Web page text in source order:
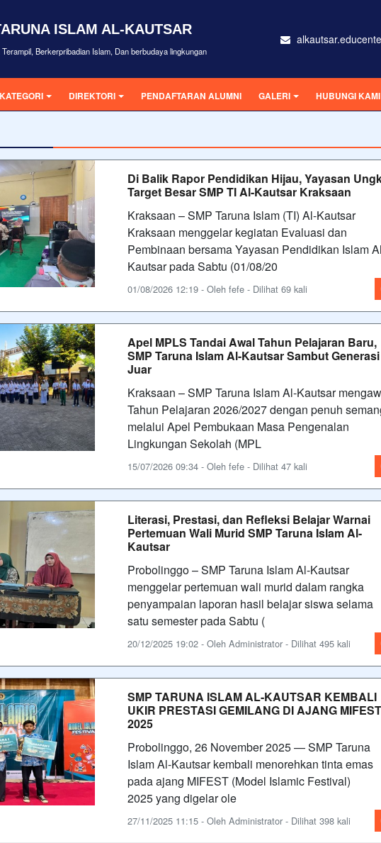
ISLAM AL-KAUTSAR
Berkerpribadian Islam, Dan berbudaya lingkungan
KATEGORI DIREKTORI PENDAFTARAN ALUMNI GALERI HUBUNGI KAMI
Di Balik Rapor Pendidikan Hijau, Yayasan
Target Besar SMP TI Al-Kautsar Kraksaan
Kraksaan – SMP Taruna Islam (TI) Al-Kautsar
Kraksaan menggelar kegiatan Evaluasi dan
Pembinaan bersama Yayasan Pendidikan Islam
Kautsar pada Sabtu (01/08/20
01/08/2026 12:19 - Oleh fefe - Dilihat 69 kali
Apel MPLS Tandai Awal Tahun Pelajaran Baru,
SMP Taruna Islam Al-Kautsar Sambut Generasi
Juar
Kraksaan – SMP Taruna Islam Al-Kautsar
Tahun Pelajaran 2026/2027 dengan penuh
melalui Apel Pembukaan Masa Pengenalan
Lingkungan Sekolah (MPL
15/07/2026 09:34 - Oleh fefe - Dilihat 47 kali
Literasi, Prestasi, dan Refleksi Belajar Warnai
Pertemuan Wali Murid SMP Taruna Islam Al-
Kautsar
Probolinggo – SMP Taruna Islam Al-Kautsar
menggelar pertemuan wali murid dalam rangka
penyampaian laporan hasil belajar siswa selama
satu semester pada Sabtu (
20/12/2025 19:02 - Oleh Administrator - Dilihat 495 kali
SMP TARUNA ISLAM AL-KAUTSAR KEMBALI
UKIR PRESTASI GEMILANG DI AJANG MIFEST
2025
Probolinggo, 26 November 2025 — SMP Taruna
Islam Al-Kautsar kembali menorehkan tinta emas
pada ajang MIFEST (Model Islamic Festival)
2025 yang digelar ole
27/11/2025 11:15 - Oleh Administrator - Dilihat 398 kali